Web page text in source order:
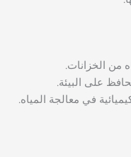
من الخزانات.
على البيئة.
في معالجة المياه.